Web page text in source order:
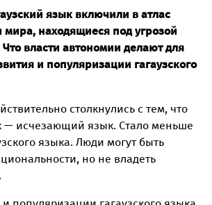
язык включили в атлас
находящиеся под угрозой
власти автономии делают для
и популяризации гагаузского
столкнулись с тем, что
— исчезающий язык. Стало меньше
языка. Люди могут быть
но не владеть